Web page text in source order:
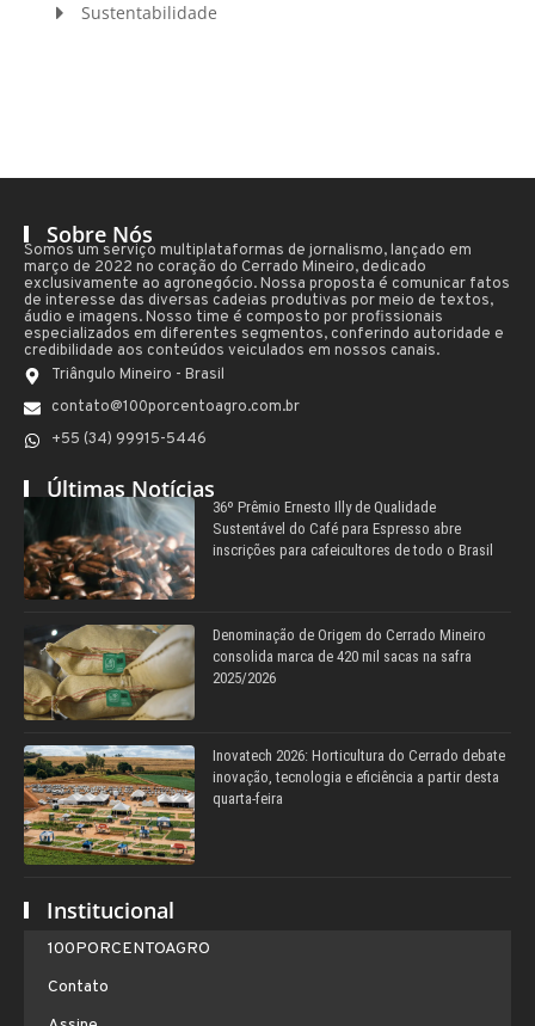
Sustentabilidade
Sobre Nós
Somos um serviço multiplataformas de jornalismo, lançado em
março de 2022 no coração do Cerrado Mineiro, dedicado
exclusivamente ao agronegócio. Nossa proposta é comunicar fatos
de interesse das diversas cadeias produtivas por meio de textos,
áudio e imagens. Nosso time é composto por profissionais
especializados em diferentes segmentos, conferindo autoridade e
credibilidade aos conteúdos veiculados em nossos canais.
Triângulo Mineiro - Brasil
contato@100porcentoagro.com.br
+55 (34) 99915-5446
Últimas Notícias
36º Prêmio Ernesto Illy de Qualidade
Sustentável do Café para Espresso abre
inscrições para cafeicultores de todo o Brasil
Denominação de Origem do Cerrado Mineiro
consolida marca de 420 mil sacas na safra
2025/2026
Inovatech 2026: Horticultura do Cerrado debate
inovação, tecnologia e eficiência a partir desta
quarta-feira
Institucional
100PORCENTOAGRO
Contato